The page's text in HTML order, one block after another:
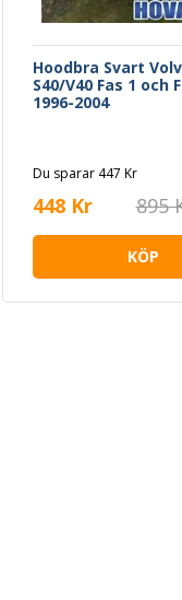
Hoodbra Svart
S40/V40 Fas 1 och
1996-2004
Du sparar 447 Kr
448 Kr 895
KÖP